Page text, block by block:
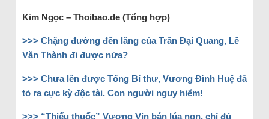
Kim Ngọc – Thoibao.de (Tổng hợp)
>>> Chặng đường đến lăng của Trần Đại Quang, Lê
Văn Thành đi được nửa?
>>> Chưa lên được Tổng Bí thư, Vương Đình Huệ đã
tỏ ra cực kỳ độc tài. Con người nguy hiểm!
>>> “Thiếu thuốc” Vượng Vin bán lúa non, chỉ đủ